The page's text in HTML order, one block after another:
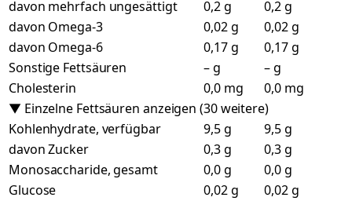
davon mehrfach ungesättigt
0,2 g
0,2 g
davon Omega-3
0,02 g
0,02 g
davon Omega-6
0,17 g
0,17 g
Sonstige Fettsäuren
– g
– g
Cholesterin
0,0 mg
0,0 mg
▼ Einzelne Fettsäuren anzeigen (30 weitere)
Kohlenhydrate, verfügbar
9,5 g
9,5 g
davon Zucker
0,3 g
0,3 g
Monosaccharide, gesamt
0,0 g
0,0 g
Glucose
0,02 g
0,02 g